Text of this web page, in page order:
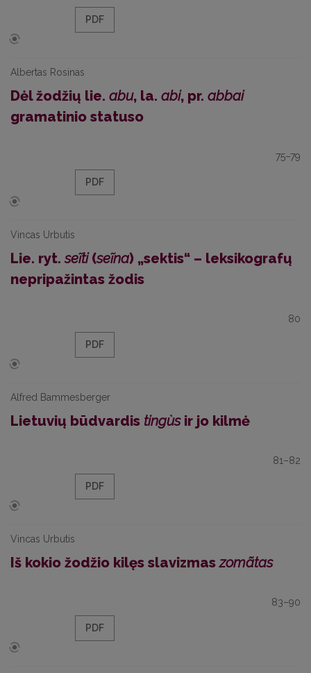
PDF
Albertas Rosinas
Dėl žodžių lie. abu, la. abi, pr. abbai
gramatinio statuso
75–79
PDF
Vincas Urbutis
Lie. ryt.seĩti(seĩna) „sektis“ – leksikografų
nepripažintas žodis
80
PDF
Alfred Bammesberger
Lietuvių būdvardis tingùsir jo kilmė
81–82
PDF
Vincas Urbutis
Iš kokio žodžio kilęs slavizmaszomãtas
83–90
PDF